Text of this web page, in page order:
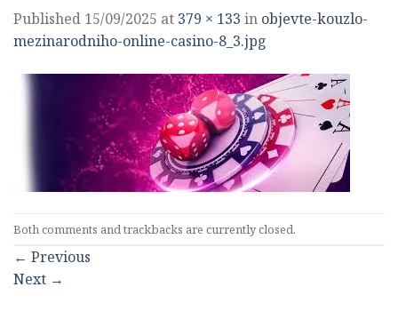
Published 15/09/2025 at 379 × 133 in objevte-kouzlo-
mezinarodniho-online-casino-8_3.jpg
Both comments and trackbacks are currently closed.
← Previous
Next →